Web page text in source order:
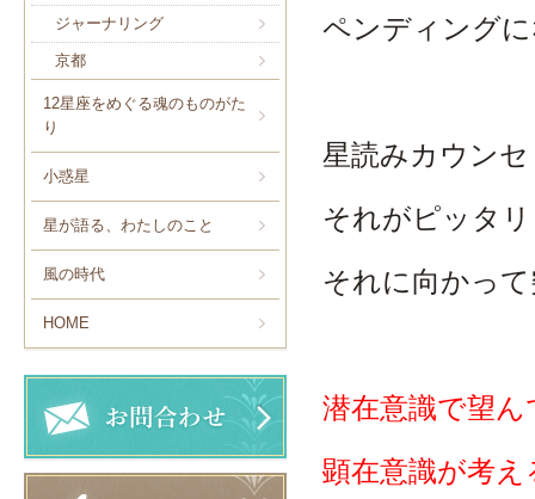
ジャーナリング
京都
12星座をめぐる魂のものがた
り
小惑星
星が語る、わたしのこと
風の時代
HOME
ペンディング
星読みカウン
それがピッタ
それに向かっ
潜在意識で望
顕在意識が考